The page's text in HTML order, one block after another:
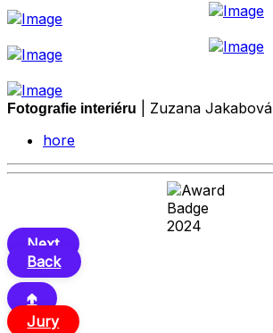
Fotografie interiéru
| Zuzana Jakabová
hore
Next
Back
🢁
Jury